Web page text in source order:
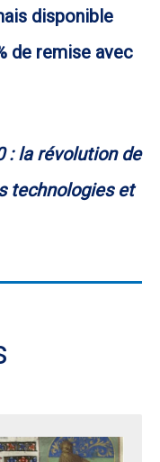
disponible
de remise avec
: la révolution de
technologies et